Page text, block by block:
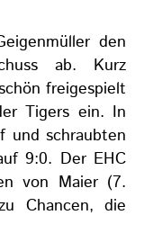
den
ab. Kurz
freigespielt
Tigers ein. In
und schraubten
9:0. Der EHC
von Maier (7.
Chancen, die